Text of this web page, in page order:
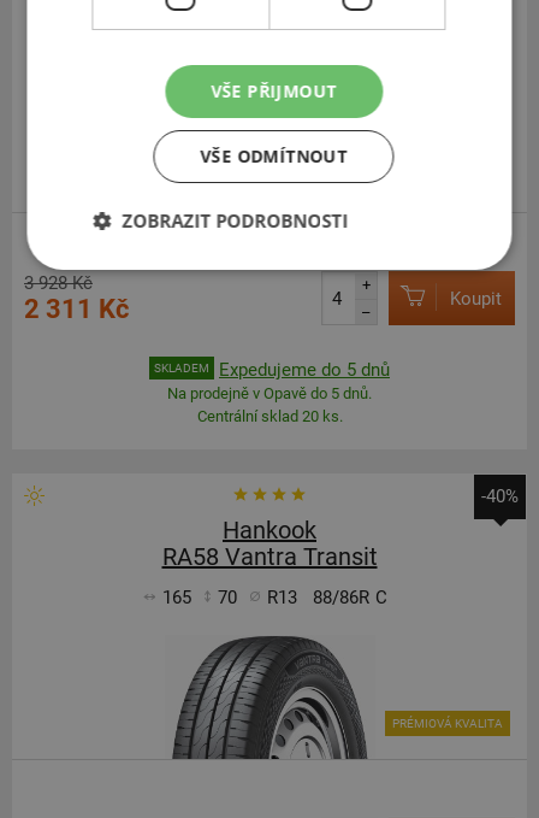
RA58 Vantra Transit
3 928 Kč
2 311 Kč
+
–
Koupit
SKLADEM Expedujeme do 5 dnů
Na prodejně v Opavě do 5 dnů.
Centrální sklad 20 ks.
-40%
Hankook
RA58 Vantra Transit
165 70 R13 88/86R C
PRÉMIOVÁ KVALITA
VŠE PŘIJMOUT
VŠE ODMÍTNOUT
ZOBRAZIT PODROBNOSTI